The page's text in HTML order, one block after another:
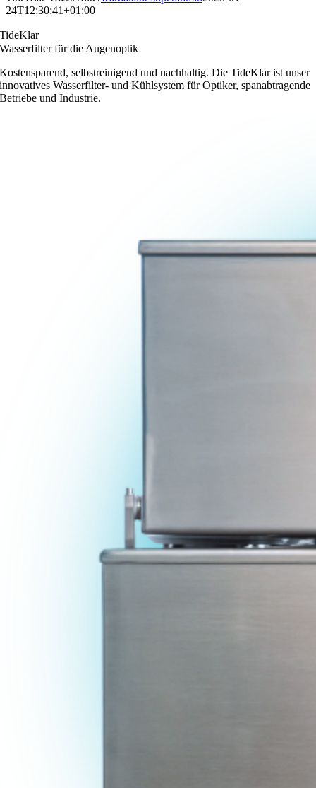
24T12:30:41+01:00
TideKlar
Wasserfilter für die Augenoptik
Kostensparend, selbstreinigend und nachhaltig. Die TideKlar ist unser
innovatives Wasserfilter­- und Kühlsystem für Optiker, spanabtragende
Betriebe und Industrie.